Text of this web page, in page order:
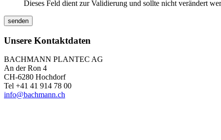
Dieses Feld dient zur Validierung und sollte nicht verändert
Unsere Kontaktdaten
BACHMANN PLANTEC AG
An der Ron 4
CH-6280 Hochdorf
Tel +41 41 914 78 00
info@bachmann.ch